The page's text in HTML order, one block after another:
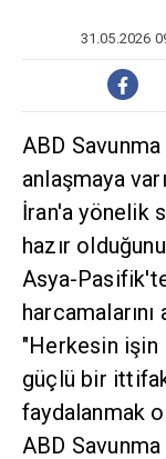
ABD Savunma
anlaşmaya
İran'a yönelik
hazır
Pasifik'teki
harcamalarını
"Herkesin işin
bir ittifakımız
olmaz" dedi.
ABD Savunma
Singapur’da